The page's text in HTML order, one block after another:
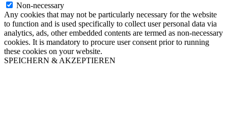
Non-necessary
Any cookies that may not be particularly necessary for the website
to function and is used specifically to collect user personal data via
analytics, ads, other embedded contents are termed as non-necessary
cookies. It is mandatory to procure user consent prior to running
these cookies on your website.
SPEICHERN & AKZEPTIEREN